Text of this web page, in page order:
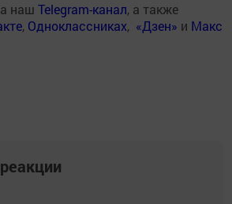
наш Telegram-канал, а также
, Одноклассниках, «Дзен» и Макс